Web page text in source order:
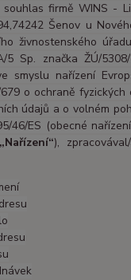
firmě WINS -
Šenov u
živnostenského
5 Sp. značka ŽÚ/
smyslu nařízení
o ochraně
údajů a o volném
46/ES (obecné
„Nařízení“),